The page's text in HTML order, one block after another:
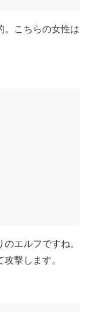
。こちらの女性は
エルフですね。
撃します。